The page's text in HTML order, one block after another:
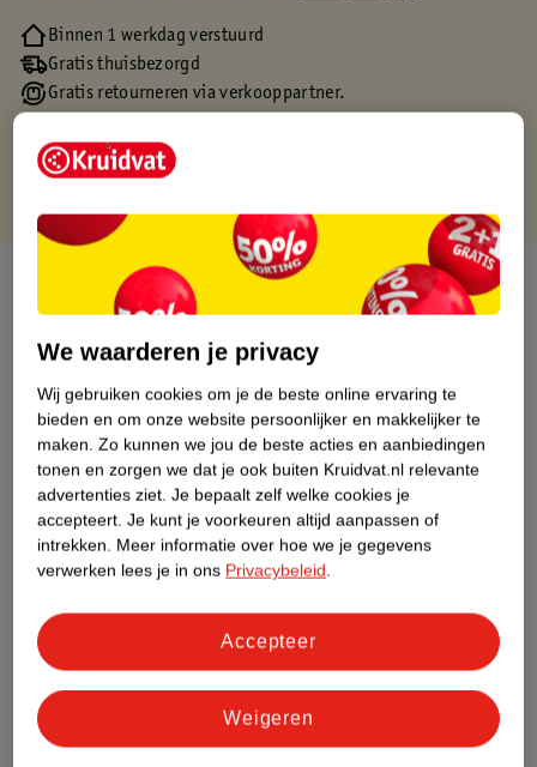
Binnen 1 werkdag verstuurd
Gratis thuisbezorgd
Gratis retourneren via verkooppartner.
Over dit product
Nature Impact Score
Dit product heeft (nog) geen Nature
Impact Score.
Meer informatie
Alle Wikkeldekens en omslagdoeken
We waarderen je privacy
Wij gebruiken cookies om je de beste online ervaring te
bieden en om onze website persoonlijker en makkelijker te
maken. Zo kunnen we jou de beste acties en aanbiedingen
tonen en zorgen we dat je ook buiten Kruidvat.nl relevante
advertenties ziet. Je bepaalt zelf welke cookies je
accepteert. Je kunt je voorkeuren altijd aanpassen of
intrekken. Meer informatie over hoe we je gegevens
verwerken lees je in ons Privacybeleid.
Weigeren
Accepteer